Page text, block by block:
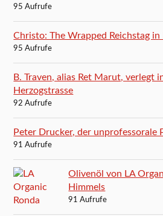
95 Aufrufe
Christo: The Wrapped Reichstag in
95 Aufrufe
B. Traven, alias Ret Marut, verlegt
Herzogstrasse
92 Aufrufe
Peter Drucker, der unprofessorale
91 Aufrufe
Olivenöl von LA
Himmels
91 Aufrufe